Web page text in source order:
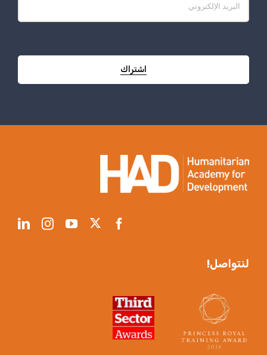
اشتراك
لنتواصل!